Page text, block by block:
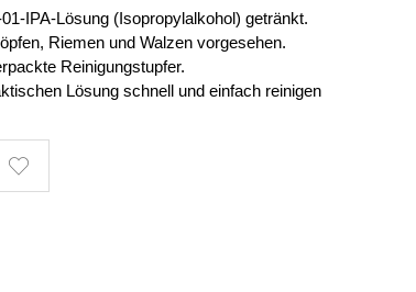
IPA-Lösung (Isopropylalkohol) getränkt.
Riemen und Walzen vorgesehen.
Reinigungstupfer.
Lösung schnell und einfach reinigen